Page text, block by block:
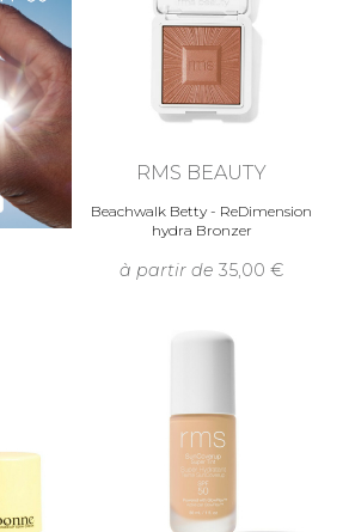
RMS BEAUTY
Beachwalk Betty - ReDimension
hydra Bronzer
à partir de 35,00